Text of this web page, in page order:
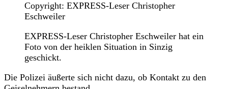
Copyright: EXPRESS-Leser Christopher
Eschweiler
EXPRESS-Leser Christopher Eschweiler hat ein
Foto von der heiklen Situation in Sinzig
geschickt.
Die Polizei äußerte sich nicht dazu, ob Kontakt zu den